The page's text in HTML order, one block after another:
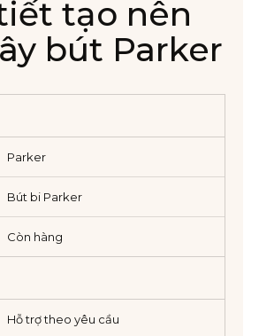
tạo nên
bút Parker
Parker
Bút bi Parker
Còn hàng
Hỗ trợ theo yêu cầu